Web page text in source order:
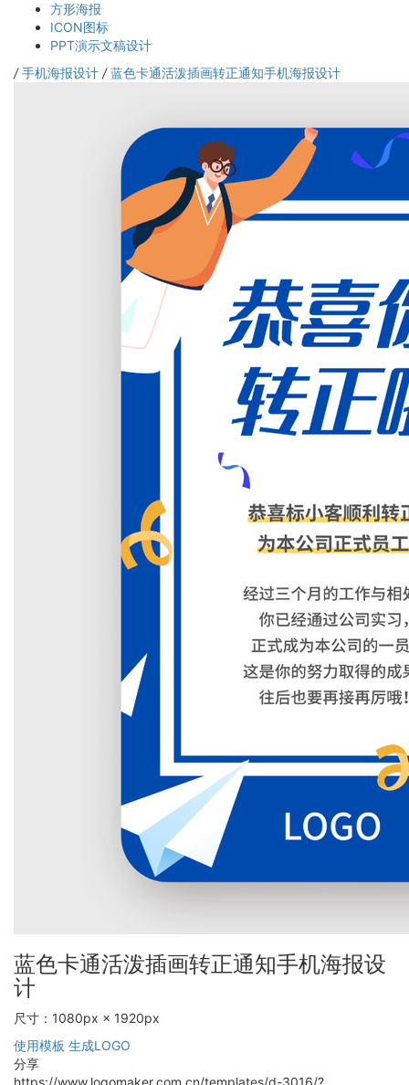
方形海报
ICON图标
PPT演示文稿设计
/ 手机海报设计 / 蓝色卡通活泼插画转正通知手机海报设计
蓝色卡通活泼插画转正通知手机海报设
计
尺寸：1080px × 1920px
使用模板 生成LOGO
分享